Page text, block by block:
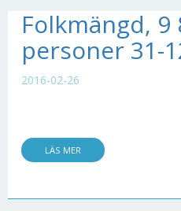
Folkmängd, 9
personer 31-
2016-02-26
LÄS MER